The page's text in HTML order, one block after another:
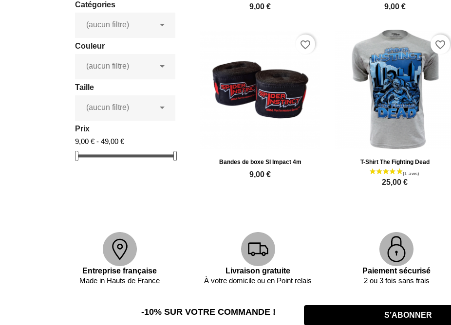
Catégories
(aucun filtre) 
Couleur
(aucun filtre) 
Taille
(aucun filtre) 
Prix
9,00 € - 49,00 €
9,00 € 9,00 €
Bandes de boxe SI Impact 4m
9,00 €
favorite_border
T-Shirt The Fighting Dead
25,00 €
favorite_border
Entreprise française
Made in Hauts de France
Livraison gratuite
À votre domicile ou en Point relais
Paiement sécurisé
2 ou 3 fois sans frais
-10% SUR VOTRE COMMANDE !